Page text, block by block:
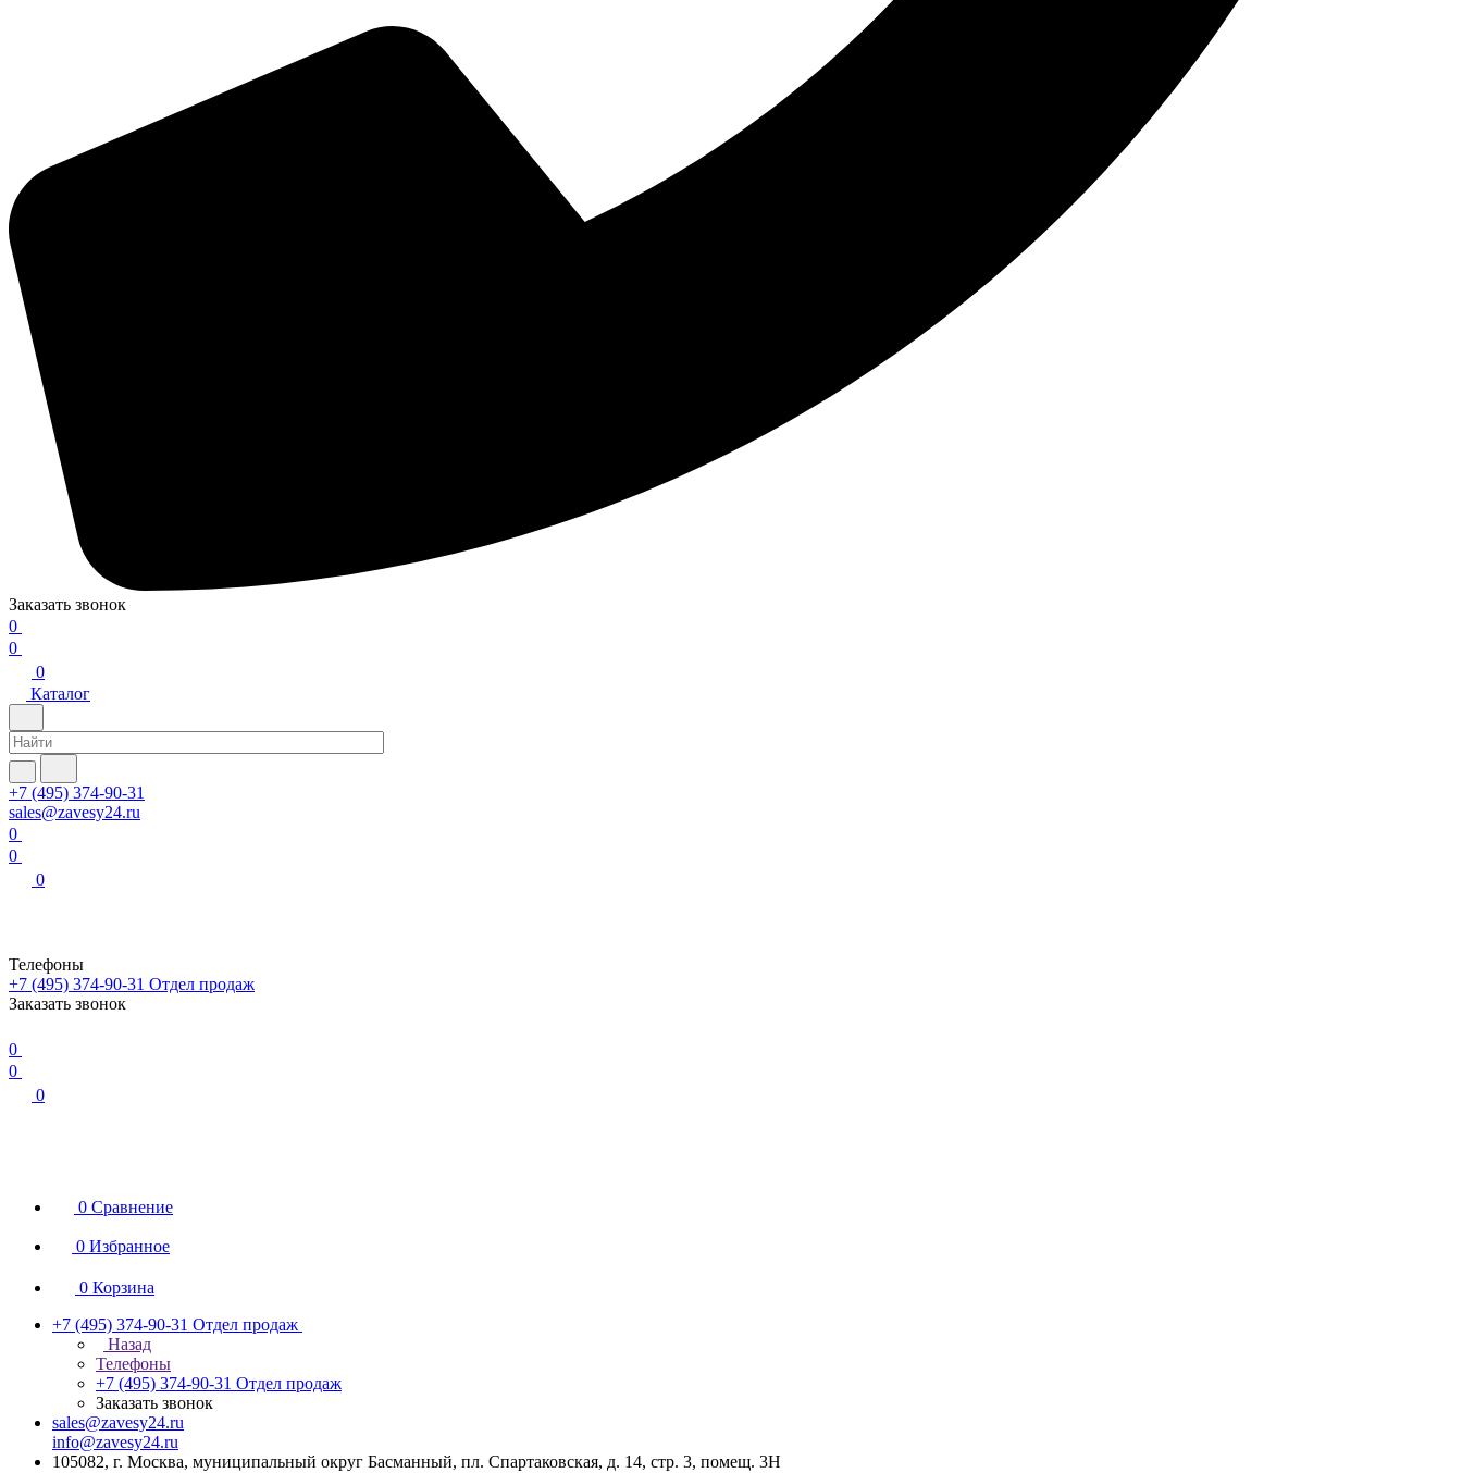
Заказать звонок
0
0
0
Каталог
+7 (495) 374-90-31
sales@zavesy24.ru
0
0
0
Телефоны
+7 (495) 374-90-31 Отдел продаж
Заказать звонок
0
0
0
0 Сравнение
0 Избранное
0 Корзина
+7 (495) 374-90-31 Отдел продаж
Назад
Телефоны
+7 (495) 374-90-31 Отдел продаж
Заказать звонок
sales@zavesy24.ru
info@zavesy24.ru
105082, г. Москва, муниципальный округ Басманный, пл. Спартаковская, д. 14, стр. 3, помещ. 3Н